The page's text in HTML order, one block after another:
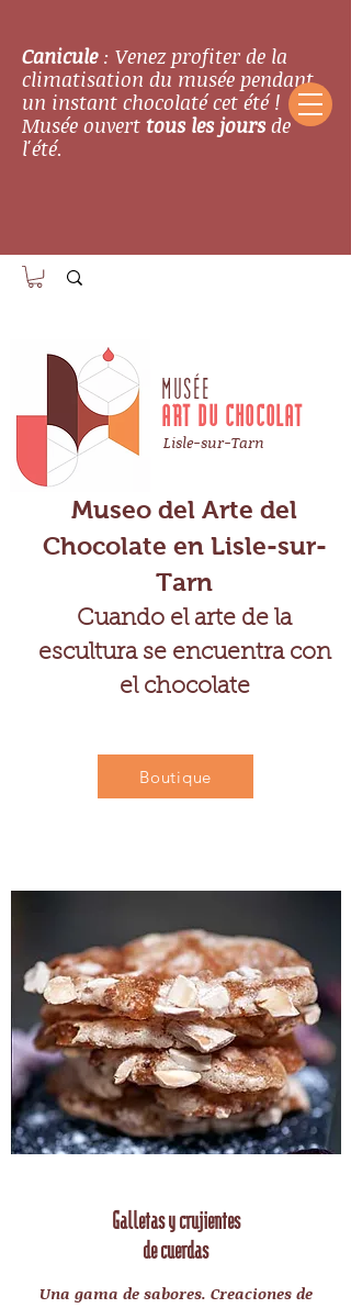
Canicule: Venez profiter de la
climatisation du musée pendant
un instant chocolaté cet été !
Musée ouverttous les joursde
l'été.
Museo del Arte del
Chocolate en Lisle-sur-
Tarn
Cuando el arte de la
escultura se encuentra con
el chocolate
Lisle-sur-Tarn
MUSÉE
ART DU CHOCOLAT
Boutique
Galletas y crujientes
de cuerdas
Una gama de sabores. Creaciones de